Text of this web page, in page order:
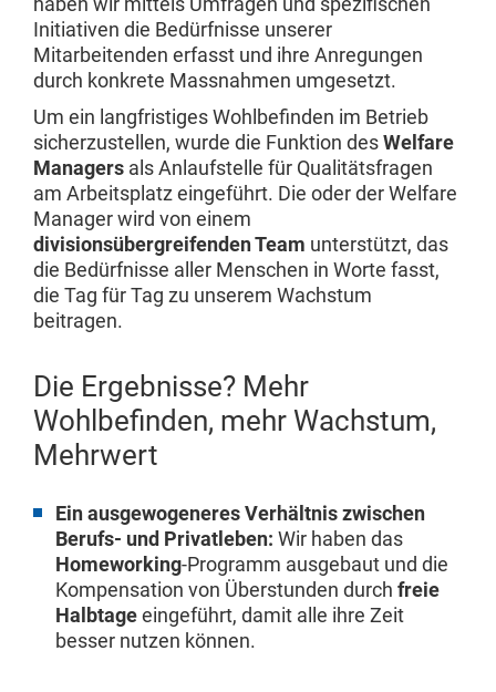
Initiativen die Bedürfnisse unserer
Mitarbeitenden erfasst und ihre Anregungen
durch konkrete Massnahmen umgesetzt.
Um ein langfristiges Wohlbefinden im Betrieb
sicherzustellen, wurde die Funktion desWelfare
Managers als Anlaufstelle für Qualitätsfragen
am Arbeitsplatz eingeführt. Die oder der Welfare
Manager wird von einem
divisionsübergreifenden Team unterstützt, das
die Bedürfnisse aller Menschen in Worte fasst,
die Tag für Tag zu unserem Wachstum
beitragen.
Die Ergebnisse? Mehr
Wohlbefinden, mehr Wachstum,
Mehrwert
Ein ausgewogeneres Verhältnis zwischen
Berufs- und Privatleben: Wir haben das
Homeworking-Programm ausgebaut und die
Kompensation von Überstunden durch freie
Halbtageeingeführt, damit alle ihre Zeit
besser nutzen können.